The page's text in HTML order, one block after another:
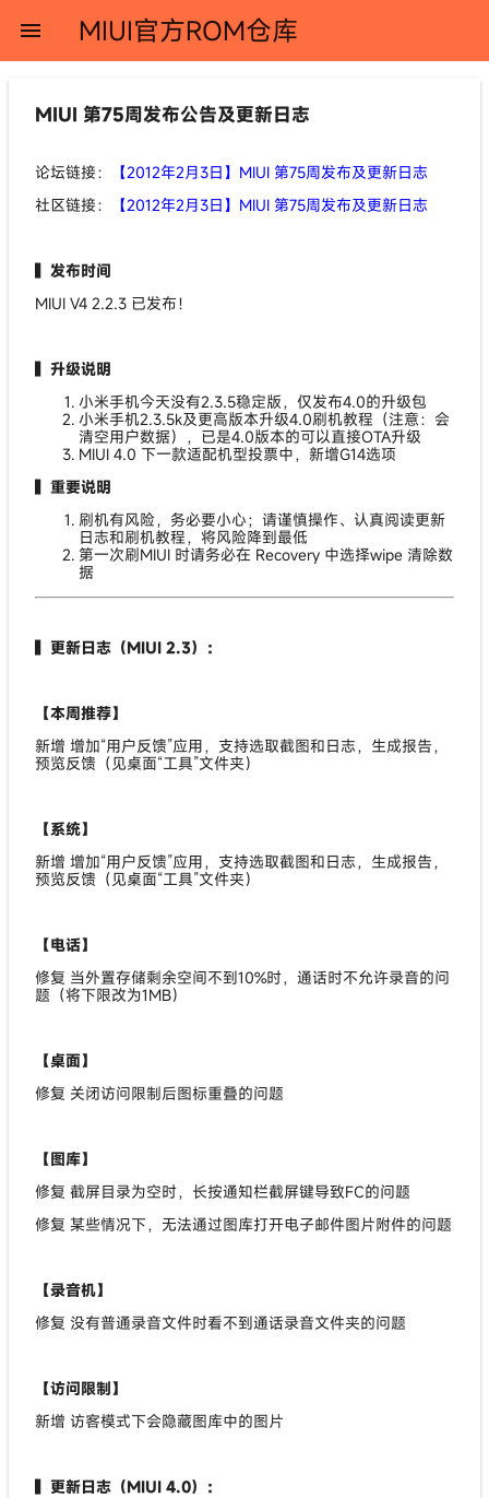
menu MIUI官方ROM仓库
MIUI 第75周发布公告及更新日志
论坛链接：
【2012年2月3日】MIUI 第75周发布及更新日志
社区链接：
【2012年2月3日】MIUI 第75周发布及更新日志
▍发布时间
MIUI V4 2.2.3 已发布！
▍升级说明
小米手机今天没有2.3.5稳定版，仅发布4.0的升级包
小米手机2.3.5k及更高版本升级4.0刷机教程（注意：会
清空用户数据），已是4.0版本的可以直接OTA升级
MIUI 4.0 下一款适配机型投票中，新增G14选项
▍重要说明
刷机有风险，务必要小心；请谨慎操作、认真阅读更新
日志和刷机教程，将风险降到最低
第一次刷MIUI 时请务必在 Recovery 中选择wipe 清除数
据
▍更新日志（MIUI 2.3）：
【本周推荐】
新增 增加“用户反馈”应用，支持选取截图和日志，生成报告，
预览反馈（见桌面“工具”文件夹）
【系统】
新增 增加“用户反馈”应用，支持选取截图和日志，生成报告，
预览反馈（见桌面“工具”文件夹）
【电话】
修复 当外置存储剩余空间不到10%时，通话时不允许录音的问
题（将下限改为1MB）
【桌面】
修复 关闭访问限制后图标重叠的问题
【图库】
修复 截屏目录为空时，长按通知栏截屏键导致FC的问题
修复 某些情况下，无法通过图库打开电子邮件图片附件的问题
【录音机】
修复 没有普通录音文件时看不到通话录音文件夹的问题
【访问限制】
新增 访客模式下会隐藏图库中的图片
▍更新日志（MIUI 4.0）：